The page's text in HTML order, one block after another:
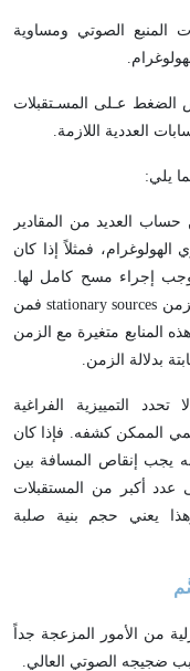
المنبع الصوتي ومساوية
الضغط عـلى المسـتقبلات
العددية اللازمة.
يلي:
العديد من المقادير
فمثلاً إذا كان
إجراء مسح كامل لها.
فإذا كانت هذه المنابع الصوتية غير متغيرة مع الزمن stationary sources فمن
المنابع متغيرة مع الزمن
بدلالة الزمن.
التمييزية الفراغية
الممكن كشفه. فإذا كان
يجب إنقاص المسافة بين
عدد أكبر من المستقبلات
يعني حجم بنية صلبة
من الأمور المزعجة جداً
ضجيجه الصوتي العالي.